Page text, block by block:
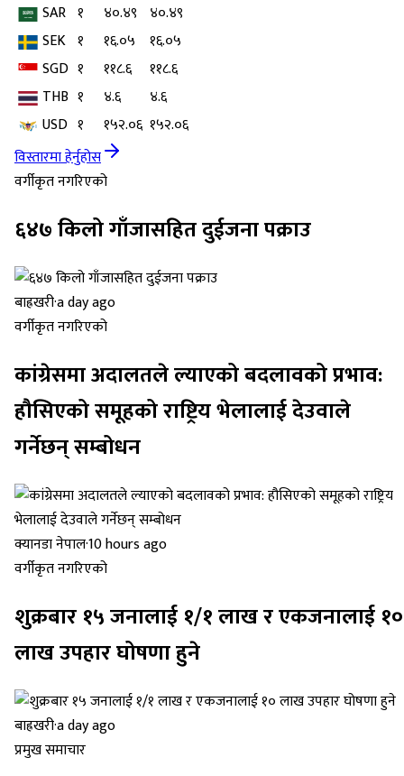
SAR १ ४०.४९ ४०.४९
SEK १ १६.०५
१६.०५
SGD १ ११८.६
११८.६
THB १ ४.६
४.६
USD १ १५२.०६ १५२.०६
विस्तारमा हेर्नुहोस
वर्गीकृत नगरिएको
६४७ किलो गाँजासहित दुईजना पक्राउ
बाह्रखरी·a day ago
वर्गीकृत नगरिएको
कांग्रेसमा अदालतले ल्याएको बदलावको प्रभाव:
हौसिएको समूहको राष्ट्रिय भेलालाई देउवाले
गर्नेछन् सम्बोधन
क्यानडा नेपाल·10 hours ago
वर्गीकृत नगरिएको
शुक्रबार १५ जनालाई १/१ लाख र एकजनालाई १०
लाख उपहार घोषणा हुने
बाह्रखरी·a day ago
प्रमुख समाचार